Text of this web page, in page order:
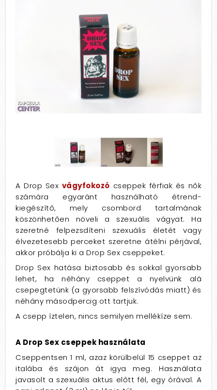
A Drop Sex vágyfokozó cseppek férfiak és nők
számára egyaránt használható étrend-
kiegészítő, mely csombord tartalmának
köszönhetően növeli a szexuális vágyat. Ha
szeretné felpezsdíteni szexuális életét vagy
élvezetesebb perceket szeretne átélni pérjával,
akkor próbálja ki a Drop Sex cseppeket.
Drop Sex hatása biztosabb és sokkal gyorsabb
lehet, ha néhány cseppet a nyelvünk alá
csepegtetünk (a gyorsabb felszívódás miatt) és
néhány másodpercig ott tartjuk.
A csepp íztelen, nincs semilyen mellékíze sem.
A Drop Sex cseppek használata
Cseppentsen 1 ml, azaz körülbelül 15 cseppet az
italába és szájon át igya meg. Használata
javasolt a szexuális aktus előtt fél, egy órával. A